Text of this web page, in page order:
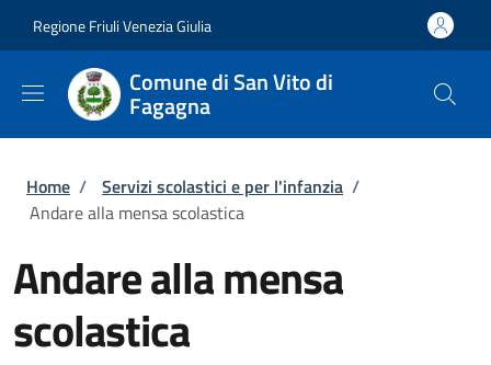
Regione Friuli Venezia Giulia
Comune di San Vito di
Fagagna
Briciole di pane
Home / Servizi scolastici e per l'infanzia /
Andare alla mensa scolastica
Andare alla mensa
scolastica